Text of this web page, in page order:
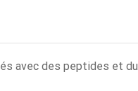
avec des peptides et du